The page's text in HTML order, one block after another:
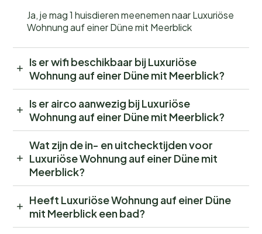
Ja, je mag 1 huisdieren meenemen naar Luxuriöse
Wohnung auf einer Düne mit Meerblick
Is er wifi beschikbaar bij Luxuriöse
Wohnung auf einer Düne mit Meerblick?
Is er airco aanwezig bij Luxuriöse
Wohnung auf einer Düne mit Meerblick?
Wat zijn de in- en uitchecktijden voor
Luxuriöse Wohnung auf einer Düne mit
Meerblick?
Heeft Luxuriöse Wohnung auf einer Düne
mit Meerblick een bad?